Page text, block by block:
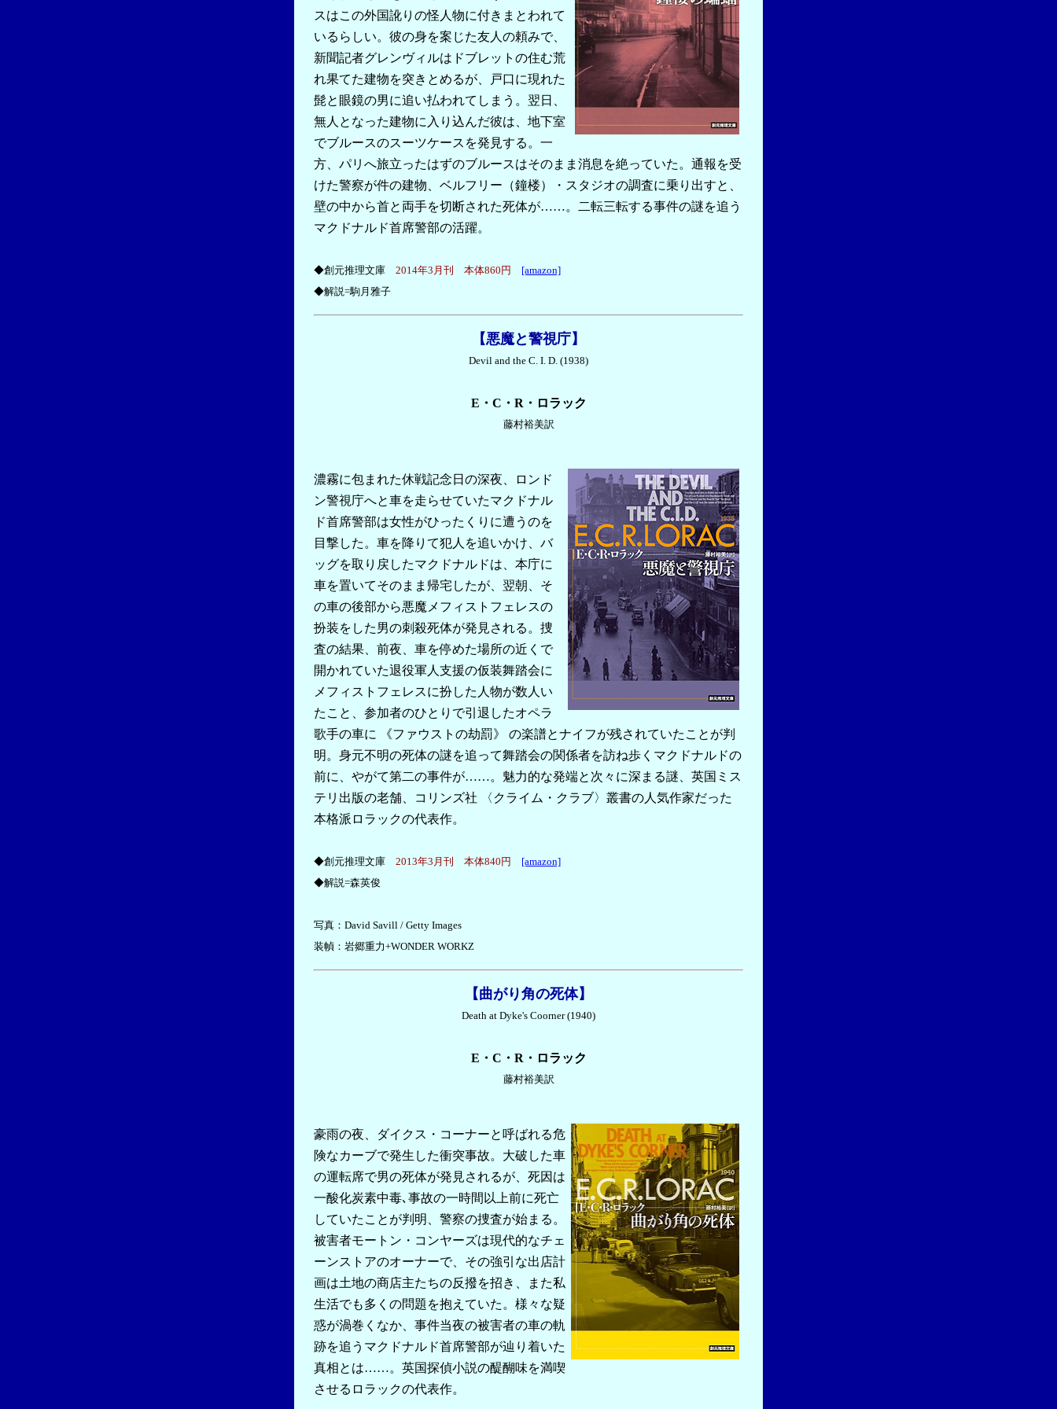
スはこの外国訛りの怪人物に付きまとわれて
いるらしい。彼の身を案じた友人の頼みで、
新聞記者グレンヴィルはドブレットの住む荒
れ果てた建物を突きとめるが、戸口に現れた
髭と眼鏡の男に追い払われてしまう。翌日、
無人となった建物に入り込んだ彼は、地下室
でブルースのスーツケースを発見する。一
方、パリへ旅立ったはずのブルースはそのまま消息を絶っていた。通報を受
けた警察が件の建物、ベルフリー（鐘楼）・スタジオの調査に乗り出すと、
壁の中から首と両手を切断された死体が……。二転三転する事件の謎を追う
マクドナルド首席警部の活躍。
◆創元推理文庫 2014年3月刊 本体860円
[amazon]
◆解説=駒月雅子
【悪魔と警視庁】
Devil and the C. I. D. (1938)
E・C・R・ロラック
藤村裕美訳
濃霧に包まれた休戦記念日の深夜、ロンド
ン警視庁へと車を走らせていたマクドナル
ド首席警部は女性がひったくりに遭うのを
目撃した。車を降りて犯人を追いかけ、バ
ッグを取り戻したマクドナルドは、本庁に
車を置いてそのまま帰宅したが、翌朝、そ
の車の後部から悪魔メフィストフェレスの
扮装をした男の刺殺死体が発見される。捜
査の結果、前夜、車を停めた場所の近くで
開かれていた退役軍人支援の仮装舞踏会に
メフィストフェレスに扮した人物が数人い
たこと、参加者のひとりで引退したオペラ
歌手の車に 《ファウストの劫罰》 の楽譜とナイフが残されていたことが判
明。身元不明の死体の謎を追って舞踏会の関係者を訪ね歩くマクドナルドの
前に、やがて第二の事件が……。魅力的な発端と次々に深まる謎、英国ミス
テリ出版の老舗、コリンズ社 〈クライム・クラブ〉叢書の人気作家だった
本格派ロラックの代表作。
◆創元推理文庫 2013年3月刊 本体840円
[amazon]
◆解説=森英俊
写真：David Savill / Getty Images
装幀：岩郷重力+WONDER WORKZ
【曲がり角の死体】
Death at Dyke's Coorner (1940)
E・C・R・ロラック
藤村裕美訳
豪雨の夜、ダイクス・コーナーと呼ばれる危
険なカーブで発生した衝突事故。大破した車
の運転席で男の死体が発見されるが、死因は
一酸化炭素中毒､事故の一時間以上前に死亡
していたことが判明、警察の捜査が始まる。
被害者モートン・コンヤーズは現代的なチェ
ーンストアのオーナーで、その強引な出店計
画は土地の商店主たちの反撥を招き、また私
生活でも多くの問題を抱えていた。様々な疑
惑が渦巻くなか、事件当夜の被害者の車の軌
跡を追うマクドナルド首席警部が辿り着いた
真相とは……。英国探偵小説の醍醐味を満喫
させるロラックの代表作。